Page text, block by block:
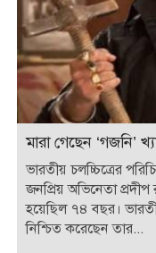
মারা গেছেন ‘গজনি’
ভারতীয় চলচ্চিত্রের
জনপ্রিয় অভিনেতা
হয়েছিল ৭৪ বছর।
নিশ্চিত করেছেন তার...